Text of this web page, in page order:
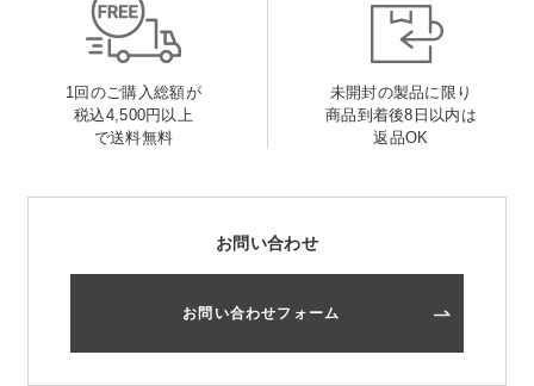
1回のご購入総額が
税込4,500円以上
で送料無料
未開封の製品に限り
商品到着後8日以内は
返品OK
お問い合わせ
お問い合わせフォーム